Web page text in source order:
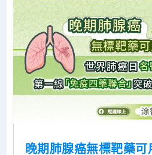
晚期肺腺癌無標靶藥可